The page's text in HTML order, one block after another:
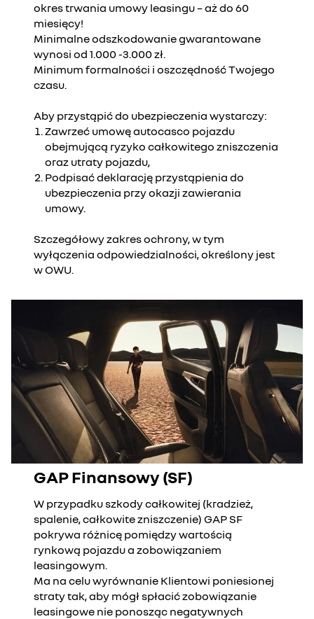
okres trwania umowy leasingu – aż do 60
miesięcy!
Minimalne odszkodowanie gwarantowane
wynosi od 1.000 -3.000 zł.
Minimum formalności i oszczędność Twojego
czasu.
Aby przystąpić do ubezpieczenia wystarczy:
Zawrzeć umowę autocasco pojazdu
obejmującą ryzyko całkowitego zniszczenia
oraz utraty pojazdu,
Podpisać deklarację przystąpienia do
ubezpieczenia przy okazji zawierania
umowy.
Szczegółowy zakres ochrony, w tym
wyłączenia odpowiedzialności, określony jest
w OWU.
GAP Finansowy (SF)
W przypadku szkody całkowitej (kradzież,
spalenie, całkowite zniszczenie) GAP SF
pokrywa różnicę pomiędzy wartością
rynkową pojazdu a zobowiązaniem
leasingowym.
Ma na celu wyrównanie Klientowi poniesionej
straty tak, aby mógł spłacić zobowiązanie
leasingowe nie ponosząc negatywnych